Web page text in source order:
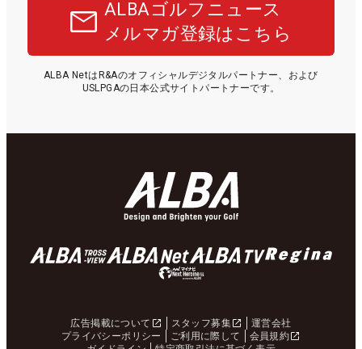
ALBAゴルフニュース
メルマガ登録はこちら
ALBA NetはR&Aのオフィシャルデジタルパートナー、および
USLPGAの日本公式サイトパートナーです。
広告掲載について スタッフ募集
運営会社
プライバシーポリシー
ご利用に際して
会員規約